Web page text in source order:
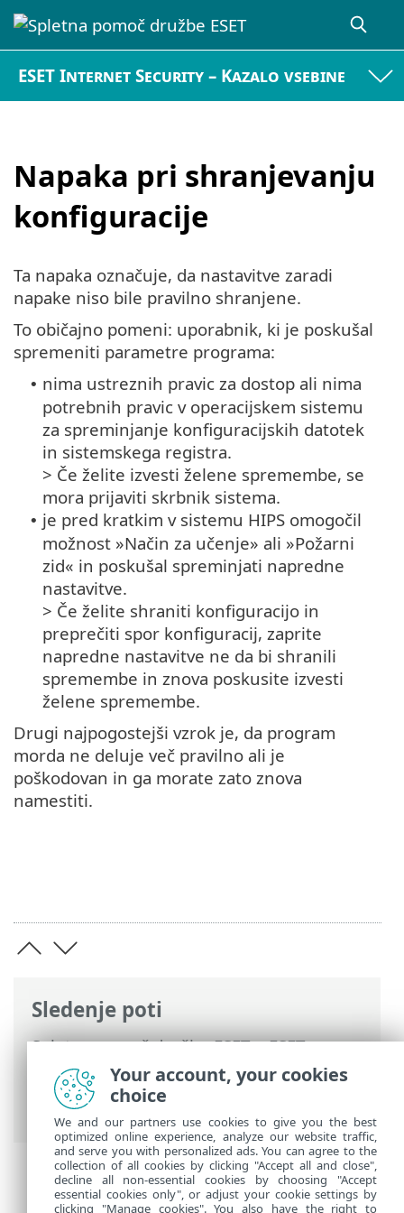
ESET Internet Security – Kazalo vsebine
Napaka pri shranjevanju
konfiguracije
Sledenje poti
Spletna pomoč družbe ESET>ESET
Internet Security>Napredne nastavitve
> Ponastavitev naprednih nastavitev >
Napaka pri shranjevanju konfiguracije
Ta napaka označuje, da nastavitve zaradi
napake niso bile pravilno shranjene.
To običajno pomeni: uporabnik, ki je poskušal
spremeniti parametre programa:
• nima ustreznih pravic za dostop ali nima
potrebnih pravic v operacijskem sistemu
za spreminjanje konfiguracijskih datotek
in sistemskega registra.
> Če želite izvesti želene spremembe, se
mora prijaviti skrbnik sistema.
• je pred kratkim v sistemu HIPS omogočil
možnost »Način za učenje» ali »Požarni
zid« in poskušal spreminjati napredne
nastavitve.
> Če želite shraniti konfiguracijo in
preprečiti spor konfiguracij, zaprite
napredne nastavitve ne da bi shranili
spremembe in znova poskusite izvesti
želene spremembe.
Drugi najpogostejši vzrok je, da program
morda ne deluje več pravilno ali je
poškodovan in ga morate zato znova
namestiti.
Your account, your cookies
choice
We and our partners use cookies to give you the best
optimized online experience, analyze our website traffic,
and serve you with personalized ads. You can agree to the
collection of all cookies by clicking "Accept all and close",
decline all non-essential cookies by choosing "Accept
essential cookies only", or adjust your cookie settings by
clicking "Manage cookies". You also have the right to